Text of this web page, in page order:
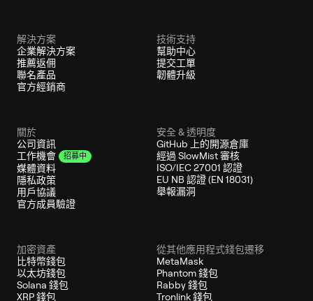
解決方案
企業解決方案
推薦返佣
聯名產品
官方經銷商
技術支持
幫助中心
提交工單
韌體升級
關於
公司資訊
工作機會
招募中
媒體資料
隱私政策
用戶協議
官方成員驗證
安全 & 透明度
GitHub 上的開源倉庫
經過 SlowMist 審核
ISO/IEC 27001 認證
EU NB 認證 (EN 18031)
舉報漏洞
加密資產
比特幣錢包
以太坊錢包
Solana 錢包
XRP 錢包
從其他應用程式錢包遷移
MetaMask
Phantom 錢包
Rabby 錢包
Tronlink 錢包